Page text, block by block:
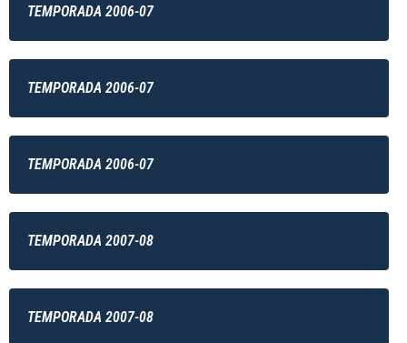
TEMPORADA 2006-07
TEMPORADA 2006-07
TEMPORADA 2006-07
TEMPORADA 2007-08
TEMPORADA 2007-08